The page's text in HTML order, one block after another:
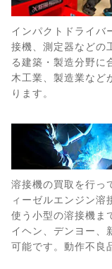
インパクトドライバ
接機、測定器などの
る建築・製造分野に
木工業、製造業など
ります。
溶接機の買取を行っ
ィーゼルエンジン溶
使う小型の溶接機ま
イヘン、デンヨー、
可能です。動作不良